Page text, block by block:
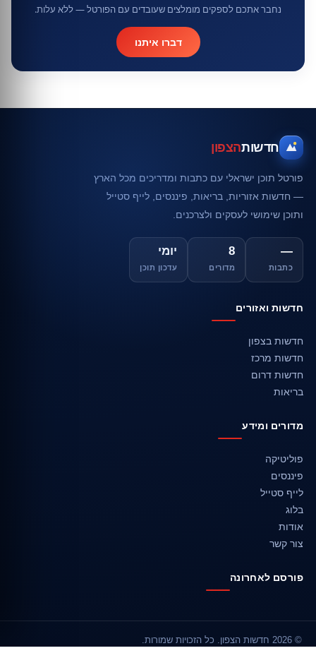
נחבר אתכם לספקים מומלצים שעובדים עם הפורטל — ללא עלות.
דברו איתנו
חדשותהצפון
פורטל תוכן ישראלי עם כתבות ומדריכים מכל הארץ
— חדשות אזוריות, בריאות, פיננסים, לייף סטייל
ותוכן שימושי לעסקים ולצרכנים.
—
כתבות
8
מדורים
יומי
עדכון תוכן
חדשות ואזורים
חדשות בצפון
חדשות מרכז
חדשות דרום
בריאות
מדורים ומידע
פוליטיקה
פיננסים
לייף סטייל
בלוג
אודות
צור קשר
פורסם לאחרונה
© 2026 חדשות הצפון. כל הזכויות שמורות.